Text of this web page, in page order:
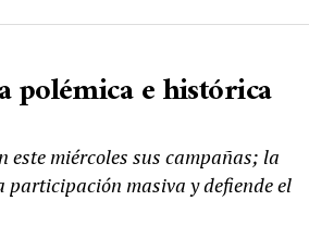
polémica e histórica
este miércoles sus campañas; la
masiva y defiende el